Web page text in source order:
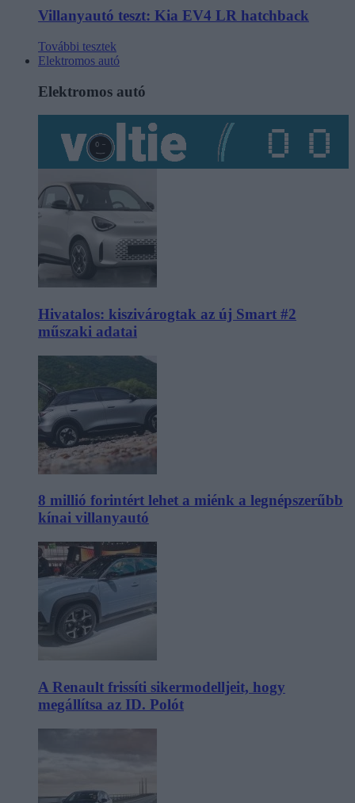
Villanyautó teszt: Kia EV4 LR hatchback
További tesztek
Elektromos autó
Elektromos autó
Hivatalos: kiszivárogtak az új Smart #2
műszaki adatai
8 millió forintért lehet a miénk a legnépszerűbb
kínai villanyautó
A Renault frissíti sikermodelljeit, hogy
megállítsa az ID. Polót